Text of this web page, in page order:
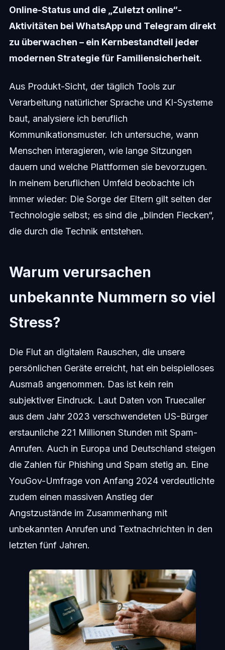
Online-Status und die „Zuletzt online“-
Aktivitäten bei WhatsApp und Telegram direkt
zu überwachen – ein Kernbestandteil jeder
modernen Strategie für Familiensicherheit.
Aus Produkt-Sicht, der täglich Tools zur
Verarbeitung natürlicher Sprache und KI-Systeme
baut, analysiere ich beruflich
Kommunikationsmuster. Ich untersuche, wann
Menschen interagieren, wie lange Sitzungen
dauern und welche Plattformen sie bevorzugen.
In meinem beruflichen Umfeld beobachte ich
immer wieder: Die Sorge der Eltern gilt selten der
Technologie selbst; es sind die „blinden Flecken“,
die durch die Technik entstehen.
Warum verursachen
unbekannte Nummern so viel
Stress?
Die Flut an digitalem Rauschen, die unsere
persönlichen Geräte erreicht, hat ein beispielloses
Ausmaß angenommen. Das ist kein rein
subjektiver Eindruck. Laut Daten von Truecaller
aus dem Jahr 2023 verschwendeten US-Bürger
erstaunliche 221 Millionen Stunden mit Spam-
Anrufen. Auch in Europa und Deutschland steigen
die Zahlen für Phishing und Spam stetig an. Eine
YouGov-Umfrage von Anfang 2024 verdeutlichte
zudem einen massiven Anstieg der
Angstzustände im Zusammenhang mit
unbekannten Anrufen und Textnachrichten in den
letzten fünf Jahren.